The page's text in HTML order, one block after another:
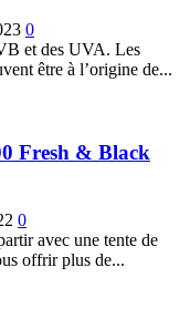
0
et des UVA. Les
être à l’origine de...
Fresh & Black
0
avec une tente de
offrir plus de...